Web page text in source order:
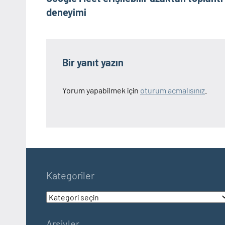
gezinmesi
deneyimi
Bir yanıt yazın
Yorum yapabilmek için oturum açmalısınız
Kategoriler
Kategoriler